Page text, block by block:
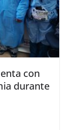
con
durante